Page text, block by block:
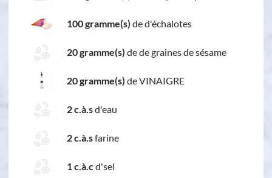
100 gramme(s) de d'échalotes
20 gramme(s) de de graines de sésame
20 gramme(s) de VINAIGRE
2 c.à.sd'eau
2 c.à.sfarine
1 c.à.cd'sel